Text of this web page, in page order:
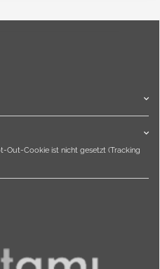
Out-Cookie ist nicht gesetzt (Tracking